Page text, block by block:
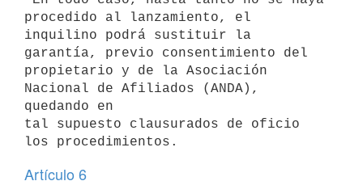
procedido al lanzamiento, el
inquilino podrá sustituir la
garantía, previo consentimiento del
propietario y de la Asociación
Nacional de Afiliados (ANDA),
quedando en
tal supuesto clausurados de oficio
Artículo 6